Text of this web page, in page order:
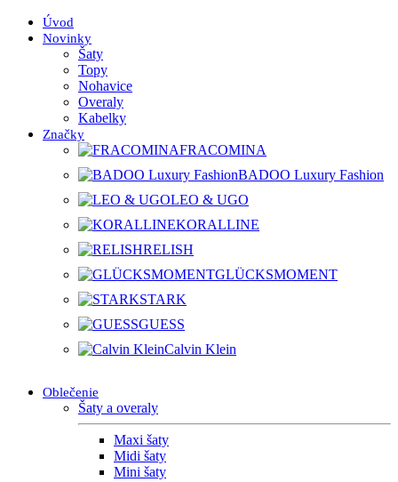
Úvod
Novinky
Šaty
Topy
Nohavice
Overaly
Kabelky
Značky
FRACOMINA
BADOO Luxury Fashion
LEO & UGO
KORALLINE
RELISH
GLÜCKSMOMENT
STARK
GUESS
Calvin Klein
Oblečenie
Šaty a overaly
Maxi šaty
Midi šaty
Mini šaty